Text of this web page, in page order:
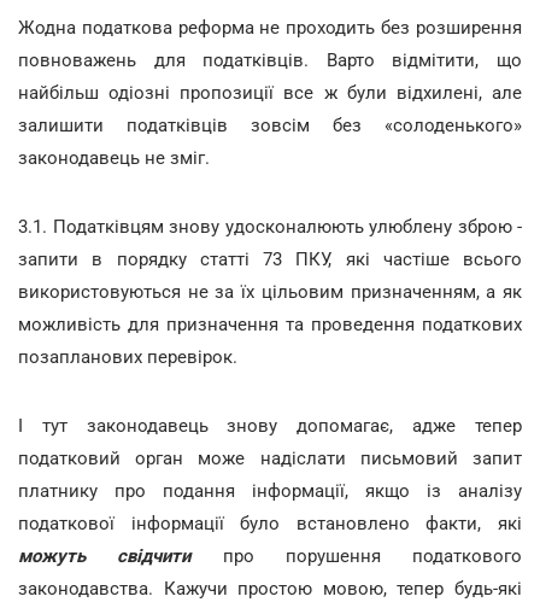
Жодна податкова реформа не проходить без розширення
повноважень для податківців. Варто відмітити, що
найбільш одіозні пропозиції все ж були відхилені, але
залишити податківців зовсім без «солоденького»
законодавець не зміг.
3.1. Податківцям знову удосконалюють улюблену зброю -
запити в порядку статті 73 ПКУ, які частіше всього
використовуються не за їх цільовим призначенням, а як
можливість для призначення та проведення податкових
позапланових перевірок.
І тут законодавець знову допомагає, адже тепер
податковий орган може надіслати письмовий запит
платнику про подання інформації, якщо із аналізу
податкової інформації було встановлено факти, які
можуть свідчитипро порушення податкового
законодавства. Кажучи простою мовою, тепер будь-які